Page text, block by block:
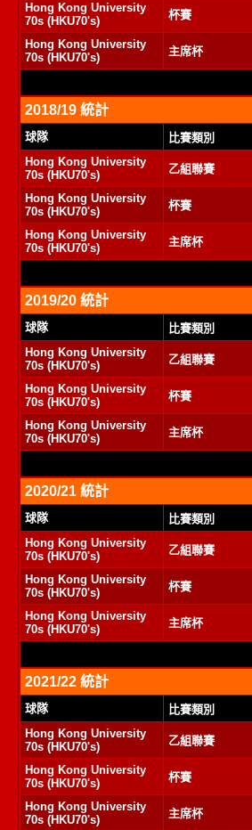
Hong Kong University
70s (HKU70's)
杯賽
Hong Kong University
70s (HKU70's)
主席杯
2018/19 統計
球隊 比賽類別
Hong Kong University
70s (HKU70's)
乙組聯賽
Hong Kong University
70s (HKU70's)
杯賽
Hong Kong University
70s (HKU70's)
主席杯
2019/20 統計
球隊 比賽類別
Hong Kong University
70s (HKU70's)
乙組聯賽
Hong Kong University
70s (HKU70's)
杯賽
Hong Kong University
70s (HKU70's)
主席杯
2020/21 統計
球隊 比賽類別
Hong Kong University
70s (HKU70's)
乙組聯賽
Hong Kong University
70s (HKU70's)
杯賽
Hong Kong University
70s (HKU70's)
主席杯
2021/22 統計
球隊 比賽類別
Hong Kong University
70s (HKU70's)
乙組聯賽
Hong Kong University
70s (HKU70's)
杯賽
Hong Kong University
70s (HKU70's)
主席杯